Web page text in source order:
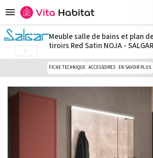

Meuble salle de bains et plan
tiroirs Red Satin NOJA -
FICHE TECHNIQUE ACCESSOIRES EN SAVOIR PLUS